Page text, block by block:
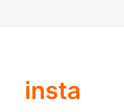
insta